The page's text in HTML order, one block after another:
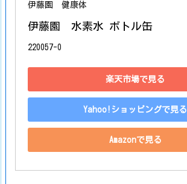
伊藤園 健康体
伊藤園　水素水 ボトル缶
220057-0
楽天市場で見る
Yahoo!ショッピングで見る
Amazonで見る